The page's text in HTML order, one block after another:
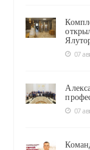
07
07